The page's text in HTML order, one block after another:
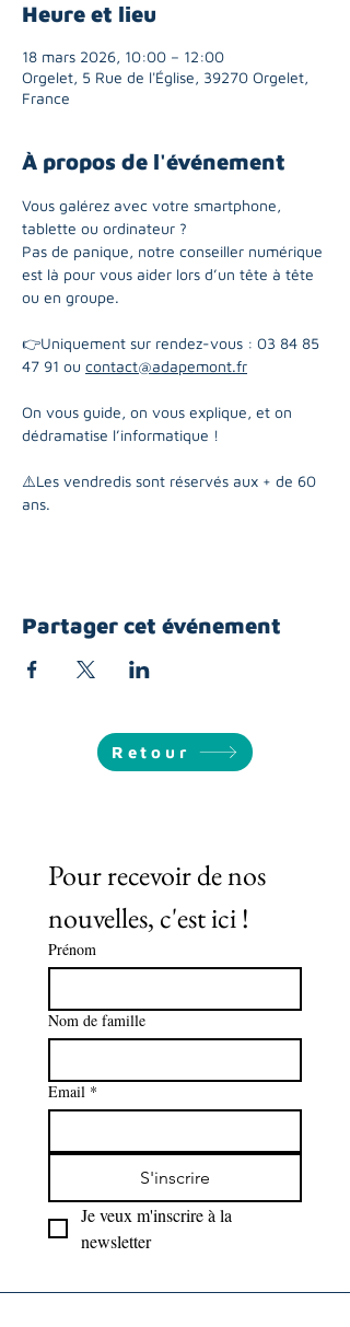
Heure et lieu
18 mars 2026, 10:00 – 12:00
Orgelet, 5 Rue de l'Église, 39270 Orgelet,
France
À propos de l'événement
Vous galérez avec votre smartphone,
tablette ou ordinateur ?
Pas de panique, notre conseiller numérique
est là pour vous aider lors d’un tête à tête
ou en groupe.
👉Uniquement sur rendez-vous : 03 84 85
47 91 ou contact@adapemont.fr
On vous guide, on vous explique, et on
dédramatise l’informatique !
⚠️Les vendredis sont réservés aux + de 60
ans.
Partager cet événement
Retour
Pour recevoir de nos
nouvelles, c'est ici !
Prénom
Nom de famille
Email *
S'inscrire
Je veux m'inscrire à la
newsletter